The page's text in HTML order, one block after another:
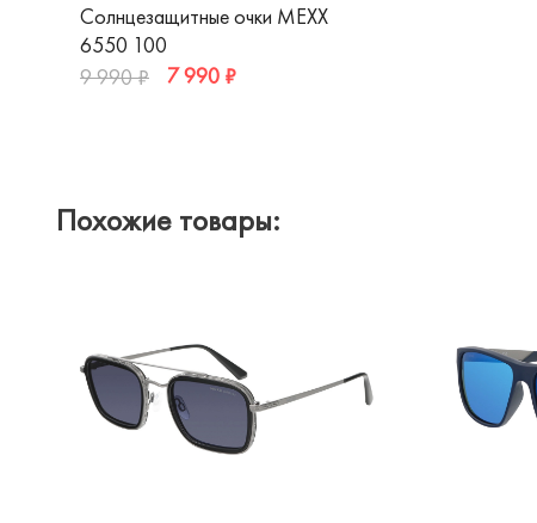
Солнцезащитные очки MEXX
6550 100
9 990 ₽
7 990 ₽
Похожие товары: